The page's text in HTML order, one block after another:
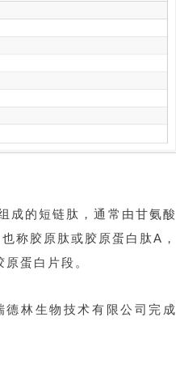
的短链肽，通常由甘氨酸
称胶原肽或胶原蛋白肽A，
蛋白片段。
林生物技术有限公司完成